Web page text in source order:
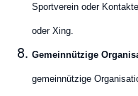
Sportverein oder
oder Xing.
Gemeinnützige
gemeinnützige